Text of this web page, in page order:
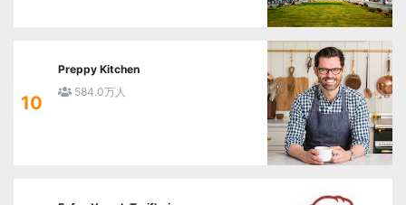
10
Preppy Kitchen
584.0万人